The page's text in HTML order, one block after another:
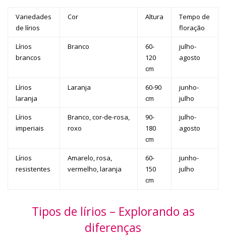
Variedades
de lírios
Cor Altura
Tempo de
floração
Lírios
brancos
Branco
60-
120
cm
julho-
agosto
Lírios
laranja
Laranja
60-90
cm
junho-
julho
Lírios
imperiais
Branco, cor-de-rosa,
roxo
90-
180
cm
julho-
agosto
Lírios
resistentes
Amarelo, rosa,
vermelho, laranja
60-
150
cm
junho-
julho
Tipos de lírios – Explorando as
diferenças